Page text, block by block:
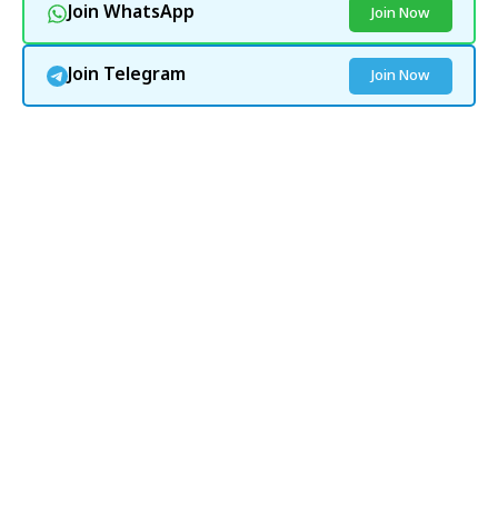
Join WhatsApp Join Now
Join Telegram Join Now